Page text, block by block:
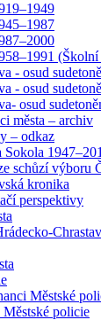
- osud
- osud
osud
města – archiv
– odkaz
Sokola
schůzí výboru
kronika
perspektivy
Městské
policie